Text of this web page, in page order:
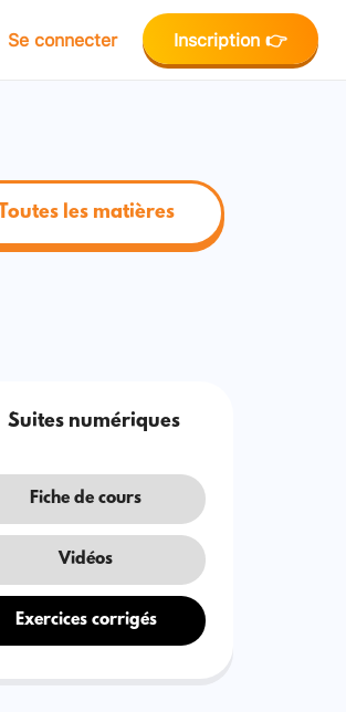
Se connecter Inscription 👉
Toutes les matières
Suites numériques
Fiche de cours
Vidéos
Exercices corrigés